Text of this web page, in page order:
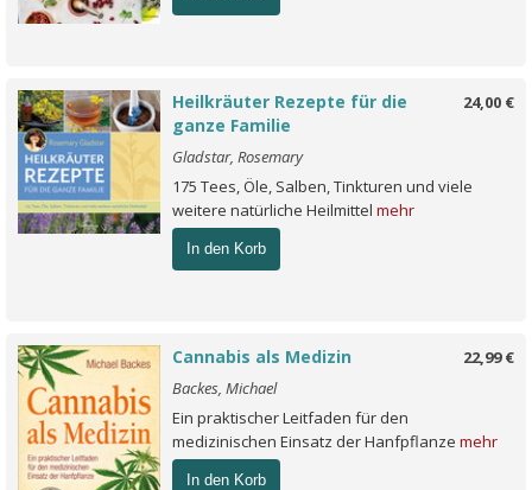
24,00 €
Heilkräuter Rezepte für die
ganze Familie
Gladstar, Rosemary
175 Tees, Öle, Salben, Tinkturen und viele
weitere natürliche Heilmittel mehr
In den Korb
22,99 €
Cannabis als Medizin
Backes, Michael
Ein praktischer Leitfaden für den
medizinischen Einsatz der Hanfpflanze mehr
In den Korb